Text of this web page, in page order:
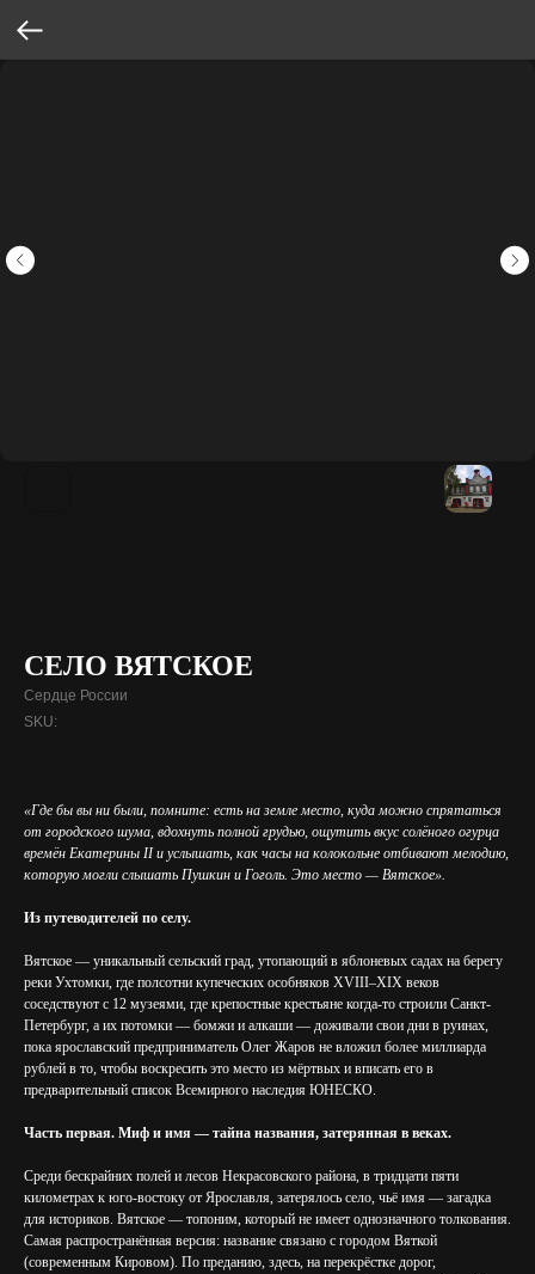
СЕЛО ВЯТСКОЕ
Сердце России
SKU:
«Где бы вы ни были, помните: есть на земле место, куда можно спрятаться
от городского шума, вдохнуть полной грудью, ощутить вкус солёного огурца
времён Екатерины II и услышать, как часы на колокольне отбивают мелодию,
которую могли слышать Пушкин и Гоголь. Это место — Вятское».
Из путеводителей по селу.
Вятское — уникальный сельский град, утопающий в яблоневых садах на берегу
реки Ухтомки, где полсотни купеческих особняков XVIII–XIX веков
соседствуют с 12 музеями, где крепостные крестьяне когда-то строили Санкт-
Петербург, а их потомки — бомжи и алкаши — доживали свои дни в руинах,
пока ярославский предприниматель Олег Жаров не вложил более миллиарда
рублей в то, чтобы воскресить это место из мёртвых и вписать его в
предварительный список Всемирного наследия ЮНЕСКО.
Часть первая. Миф и имя — тайна названия, затерянная в веках.
Среди бескрайних полей и лесов Некрасовского района, в тридцати пяти
километрах к юго-востоку от Ярославля, затерялось село, чьё имя — загадка
для историков. Вятское — топоним, который не имеет однозначного толкования.
Самая распространённая версия: название связано с городом Вяткой
(современным Кировом). По преданию, здесь, на перекрёстке дорог,